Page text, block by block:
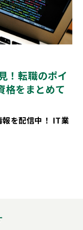
！転職のポイ
格をまとめて
を配信中！ IT業